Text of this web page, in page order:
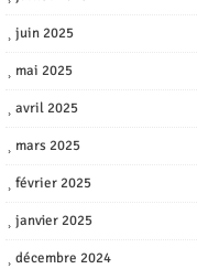
juin 2025
mai 2025
avril 2025
mars 2025
février 2025
janvier 2025
décembre 2024